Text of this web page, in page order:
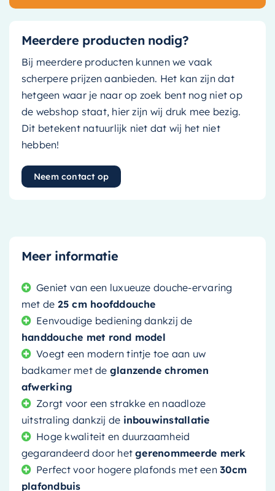
Meerdere producten nodig?
Bij meerdere producten kunnen we vaak
scherpere prijzen aanbieden. Het kan zijn dat
hetgeen waar je naar op zoek bent nog niet op
de webshop staat, hier zijn wij druk mee bezig.
Dit betekent natuurlijk niet dat wij het niet
hebben!
Neem contact op
Meer informatie
Geniet van een luxueuze douche-ervaring
met de 25 cm hoofddouche
Eenvoudige bediening dankzij de
handdouche met rond model
Voegt een modern tintje toe aan uw
badkamer met de glanzende chromen
afwerking
Zorgt voor een strakke en naadloze
uitstraling dankzij de inbouwinstallatie
Hoge kwaliteit en duurzaamheid
gegarandeerd door hetgerenommeerde merk
Perfect voor hogere plafonds met een30cm
plafondbuis